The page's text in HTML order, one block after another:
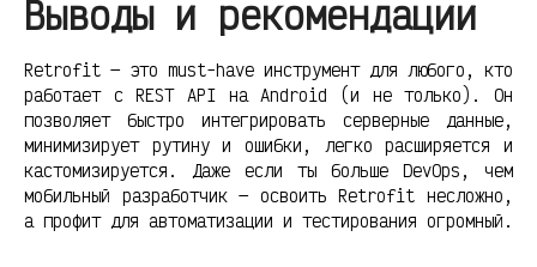
Выводы и рекомендации
Retrofit — это must-have инструмент для любого, кто
работает с REST API на Android (и не только). Он
позволяет быстро интегрировать серверные данные,
минимизирует рутину и ошибки, легко расширяется и
кастомизируется. Даже если ты больше DevOps, чем
мобильный разработчик — освоить Retrofit несложно,
а профит для автоматизации и тестирования огромный.